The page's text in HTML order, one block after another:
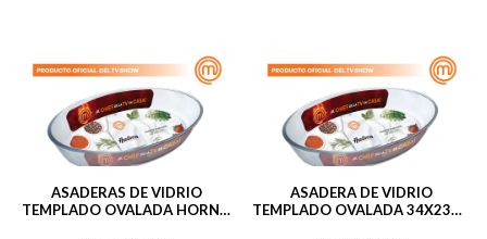
ASADERAS DE VIDRIO
TEMPLADO OVALADA HORNO
ASADERA DE VIDRIO
TEMPLADO OVALADA 34X23X6